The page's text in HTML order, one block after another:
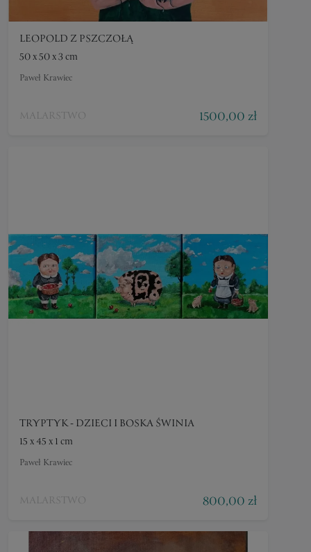
LEOPOLD Z PSZCZOŁĄ
50 x 50 x 3 cm
Paweł Krawiec
MALARSTWO 1500,00 zł
TRYPTYK - DZIECI I BOSKA ŚWINIA
15 x 45 x 1 cm
Paweł Krawiec
MALARSTWO 800,00 zł